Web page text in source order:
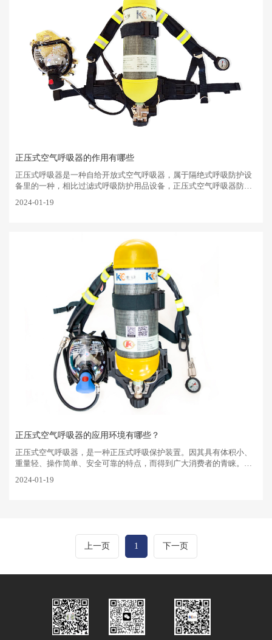
正压式空气呼吸器的作用有哪些
正压式呼吸器是一种自给开放式空气呼吸器，属于隔绝式呼吸防护设
备里的一种，相比过滤式呼吸防护用品设备，正压式空气呼吸器防护
工、石油、冶炼、仓库···
2024-01-19
正压式空气呼吸器的应用环境有哪些？
正压式空气呼吸器，是一种正压式呼吸保护装置。因其具有体积小、
重量轻、操作简单、安全可靠的特点，而得到广大消费者的青睐。那
下。1、有毒，有害气···
2024-01-19
上一页 1 下一页